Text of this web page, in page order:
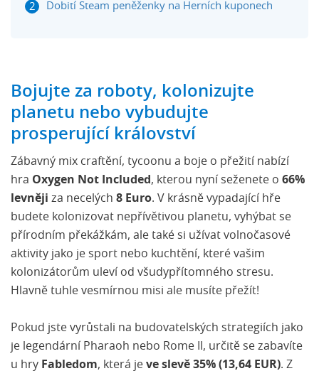
Dobití Steam peněženky na Herních kuponech
Bojujte za roboty, kolonizujte
planetu nebo vybudujte
prosperující království
Zábavný mix craftění, tycoonu a boje o přežití nabízí
hra Oxygen Not Included , kterou nyní seženete o 66%
levněji za necelých 8 Euro. V krásně vypadající hře
budete kolonizovat nepřívětivou planetu, vyhýbat se
přírodním překážkám, ale také si užívat volnočasové
aktivity jako je sport nebo kuchtění, které vašim
kolonizátorům uleví od všudypřítomného stresu.
Hlavně tuhle vesmírnou misi ale musíte přežít!
Pokud jste vyrůstali na budovatelských strategiích jako
je legendární Pharaoh nebo Rome II, určitě se zabavíte
u hry Fabledom, která je ve slevě 35% (13,64 EUR). Z